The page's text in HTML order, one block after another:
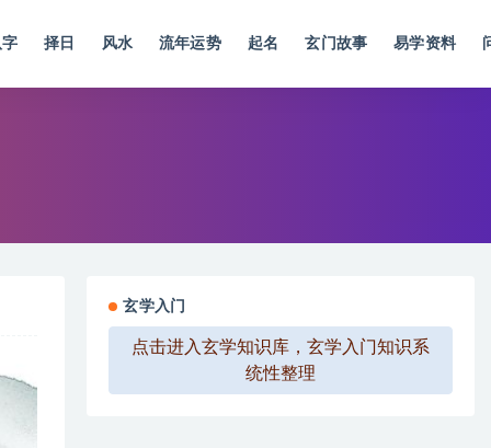
字 择日 风水 流年运势 起名 玄门故事 易学资料
玄学入门
点击进入玄学知识库，玄学入门知识系
统性整理